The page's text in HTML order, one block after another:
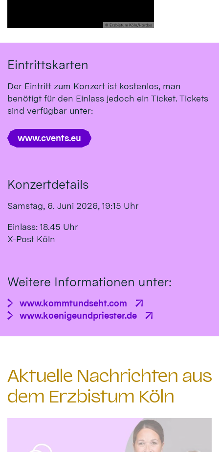
© Erzbistum Köln/Hordys
Eintrittskarten
Der Eintritt zum Konzert ist kostenlos, man
benötigt für den Einlass jedoch ein Ticket. Tickets
sind verfügbar unter:
www.cvents.eu
Konzertdetails
Samstag, 6. Juni 2026, 19:15 Uhr
Einlass: 18.45 Uhr
X-Post Köln
Weitere Informationen unter:
www.kommtundseht.com
www.koenigeundpriester.de
Aktuelle Nachrichten aus
dem Erzbistum Köln